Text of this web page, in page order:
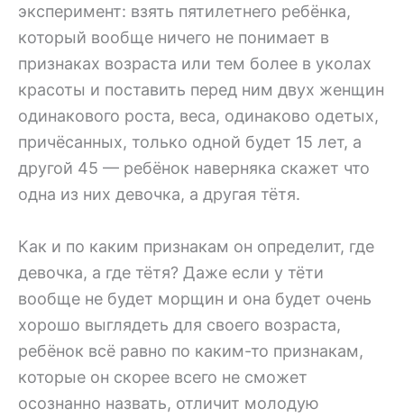
эксперимент: взять пятилетнего ребёнка,
который вообще ничего не понимает в
признаках возраста или тем более в уколах
красоты и поставить перед ним двух женщин
одинакового роста, веса, одинаково одетых,
причёсанных, только одной будет 15 лет, а
другой 45 — ребёнок наверняка скажет что
одна из них девочка, а другая тётя.
Как и по каким признакам он определит, где
девочка, а где тётя? Даже если у тёти
вообще не будет морщин и она будет очень
хорошо выглядеть для своего возраста,
ребёнок всё равно по каким-то признакам,
которые он скорее всего не сможет
осознанно назвать, отличит молодую